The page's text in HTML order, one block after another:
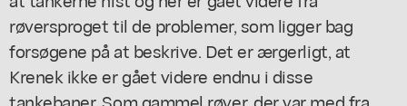
røversproget til de problemer, som ligger bag
forsøgene på at beskrive. Det er ærgerligt, at
Krenek ikke er gået videre endnu i disse
tankebaner. Som gammel røver, der var med fra